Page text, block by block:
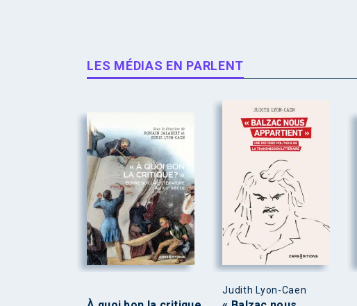
LES MÉDIAS EN PARLENT
Judith Lyon-Caen